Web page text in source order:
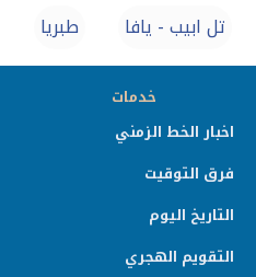
تل ابيب - يافا طبريا
خدمات
اخبار الخط الزمني
فرق التوقيت
التاريخ اليوم
التقويم الهجري